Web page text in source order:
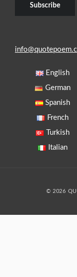
English
German
Spanish
French
Turkish
Italian
© 2026